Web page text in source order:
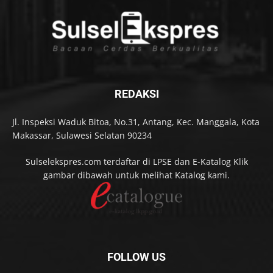
REDAKSI
Jl. Inspeksi Waduk Bitoa, No.31, Antang, Kec. Manggala, Kota
Makassar, Sulawesi Selatan 90234
Sulselekspres.com terdaftar di LPSE dan E-Katalog Klik
gambar dibawah untuk melihat Katalog kami.
FOLLOW US